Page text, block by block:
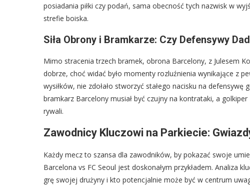
posiadania piłki czy podań, sama obecność tych nazwisk w
strefie boiska.
Siła Obrony i Bramkarze: Czy Defensywy
Mimo stracenia trzech bramek, obrona Barcelony, z Julesem
dobrze, choć widać było momenty rozluźnienia wynikające z
wysiłków, nie zdołało stworzyć stałego nacisku na
bramkarz Barcelony musiał być czujny na kontrataki, a
rywali.
Zawodnicy Kluczowi na Parkiecie:
Każdy mecz to szansa dla zawodników, by pokazać swoje
Barcelona vs FC Seoul jest doskonałym przykładem. Analiza
grę swojej drużyny i kto potencjalnie może być w centrum